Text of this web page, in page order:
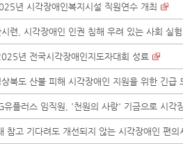
년 시각장애인복지시설 직원연수 개최
련, 시각장애인 인권 침해 우려 있는 사회 실
년 전국시각장애인지도자대회 성료
북도 산불 피해 시각장애인 지원을 위한 긴급
유플러스 임직원, '천원의 사랑' 기금으로 시각
참고 기다려도 개선되지 않는 시각장애인 편